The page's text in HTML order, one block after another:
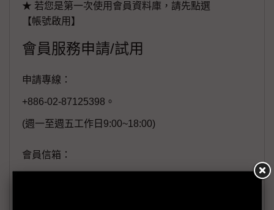
★ 若您是第一次使用會員資料庫，請先點選
【帳號啟用】
會員服務申請/試用
申請專線：
+886-02-87125398。
(週一至週五工作日9:00~18:00)
會員信箱：